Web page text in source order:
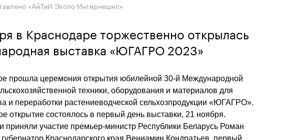
«АйТиИ Экспо Интернешнл»
в Краснодаре торжественно открылась
выставка «ЮГАГРО 2023»
прошла церемония открытия юбилейной 30-й Международной
техники, оборудования и материалов для
и переработки растениеводческой сельхозпродукции «ЮГАГРО».
открытие состоялось в первый день выставки, 21 ноября.
приняли участие премьер-министр Республики Беларусь Роман
губернатор Краснодарского края Вениамин Кондратьев, первый